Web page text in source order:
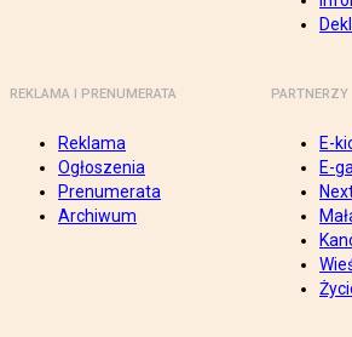
REKLAMA I PRENUMERATA
Reklama
Ogłoszenia
Prenumerata
Archiwum
PARTNERZY
E-
E-